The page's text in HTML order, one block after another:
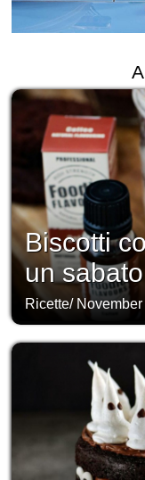
Biscotti
un
Ricette/